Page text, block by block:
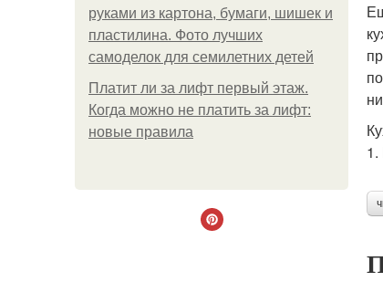
руками из картона, бумаги, шишек и
пластилина. Фото лучших
самоделок для семилетних детей
Платит ли за лифт первый этаж.
Когда можно не платить за лифт:
новые правила